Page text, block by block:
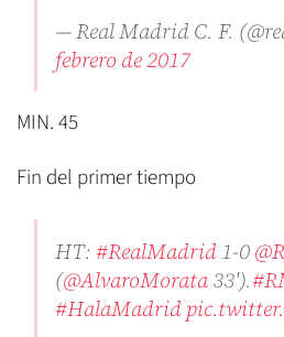
— Real Madrid C. F.
febrero de 2017
MIN. 45
Fin del primer tiempo
HT: #RealMadrid1-0
(@AlvaroMorata33').
#HalaMadrid